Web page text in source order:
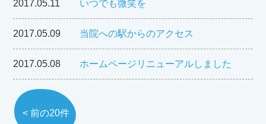
2017.05.11 いつでも微笑を
2017.05.09 当院への駅からのアクセス
2017.05.08 ホームページリニューアルしました
< 前の20件